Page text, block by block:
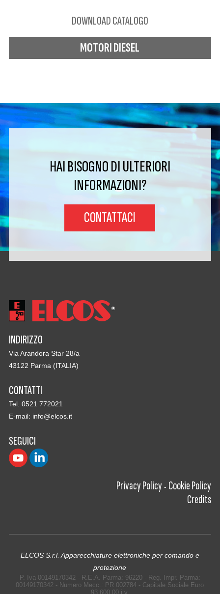
DOWNLOAD CATALOGO
MOTORI DIESEL
HAI BISOGNO DI ULTERIORI
INFORMAZIONI?
CONTATTACI
INDIRIZZO
Via Arandora Star 28/a
43122 Parma (ITALIA)
CONTATTI
Tel. 0521 772021
E-mail: info@elcos.it
SEGUICI
Privacy Policy - Cookie Policy
Credits
ELCOS S.r.l. Apparecchiature elettroniche per comando e
protezione
P. Iva 00149170342 - R.E.A. Parma: 96220 - Reg. Impr. Parma:
00149170342 - Numero Mecc.: PR 002784 - Capitale Sociale Euro
93.600,00 i.v.